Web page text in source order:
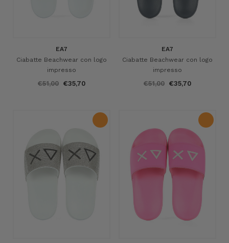
EA7
Ciabatte Beachwear con logo
impresso
€51,00 €35,70
EA7
Ciabatte Beachwear con logo
impresso
€51,00 €35,70